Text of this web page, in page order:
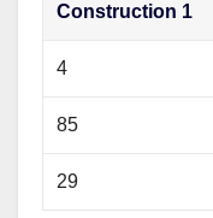
Construction 1
4
85
29